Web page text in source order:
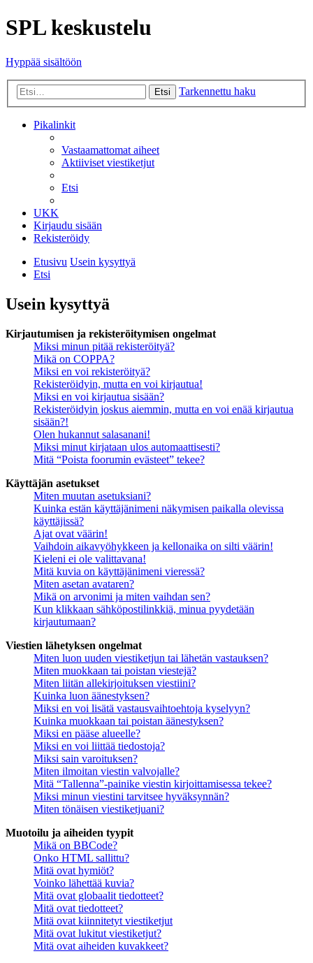
SPL keskustelu
Hyppää sisältöön
Etsi Tarkennettu haku
Pikalinkit
Vastaamattomat aiheet
Aktiiviset viestiketjut
Etsi
UKK
Kirjaudu sisään
Rekisteröidy
Etusivu Usein kysyttyä
Etsi
Usein kysyttyä
Kirjautumisen ja rekisteröitymisen ongelmat
Miksi minun pitää rekisteröityä?
Mikä on COPPA?
Miksi en voi rekisteröityä?
Rekisteröidyin, mutta en voi kirjautua!
Miksi en voi kirjautua sisään?
Rekisteröidyin joskus aiemmin, mutta en voi enää kirjautua
sisään?!
Olen hukannut salasanani!
Miksi minut kirjataan ulos automaattisesti?
Mitä “Poista foorumin evästeet” tekee?
Käyttäjän asetukset
Miten muutan asetuksiani?
Kuinka estän käyttäjänimeni näkymisen paikalla olevissa
käyttäjissä?
Ajat ovat väärin!
Vaihdoin aikavyöhykkeen ja kellonaika on silti väärin!
Kieleni ei ole valittavana!
Mitä kuvia on käyttäjänimeni vieressä?
Miten asetan avataren?
Mikä on arvonimi ja miten vaihdan sen?
Kun klikkaan sähköpostilinkkiä, minua pyydetään
kirjautumaan?
Viestien lähetyksen ongelmat
Miten luon uuden viestiketjun tai lähetän vastauksen?
Miten muokkaan tai poistan viestejä?
Miten liitän allekirjoituksen viestiini?
Kuinka luon äänestyksen?
Miksi en voi lisätä vastausvaihtoehtoja kyselyyn?
Kuinka muokkaan tai poistan äänestyksen?
Miksi en pääse alueelle?
Miksi en voi liittää tiedostoja?
Miksi sain varoituksen?
Miten ilmoitan viestin valvojalle?
Mitä “Tallenna”-painike viestin kirjoittamisessa tekee?
Miksi minun viestini tarvitsee hyväksynnän?
Miten tönäisen viestiketjuani?
Muotoilu ja aiheiden tyypit
Mikä on BBCode?
Onko HTML sallittu?
Mitä ovat hymiöt?
Voinko lähettää kuvia?
Mitä ovat globaalit tiedotteet?
Mitä ovat tiedotteet?
Mitä ovat kiinnitetyt viestiketjut
Mitä ovat lukitut viestiketjut?
Mitä ovat aiheiden kuvakkeet?